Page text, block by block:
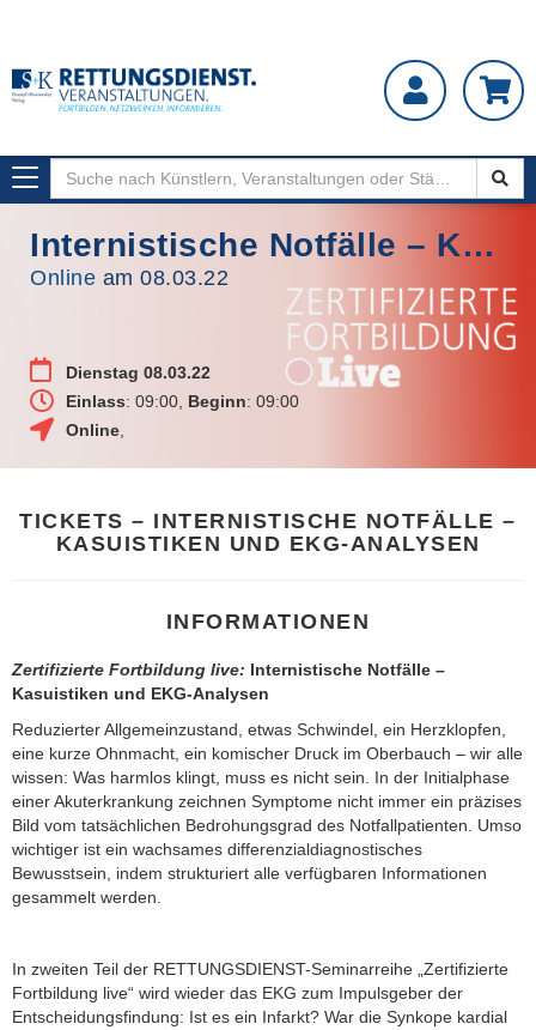
Toggle
navigation
Internistische Notfälle – Kasuistiken und EKG-Analysen
Online am 08.03.22
Dienstag 08.03.22
Einlass: 09:00, Beginn: 09:00
Online
TICKETS – INTERNISTISCHE NOTFÄLLE –
KASUISTIKEN UND EKG-ANALYSEN
INFORMATIONEN
Zertifizierte Fortbildung live: Internistische Notfälle –
Kasuistiken und EKG-Analysen
Reduzierter Allgemeinzustand, etwas Schwindel, ein Herzklopfen,
eine kurze Ohnmacht, ein komischer Druck im Oberbauch – wir alle
wissen: Was harmlos klingt, muss es nicht sein. In der Initialphase
einer Akuterkrankung zeichnen Symptome nicht immer ein präzises
Bild vom tatsächlichen Bedrohungsgrad des Notfallpatienten. Umso
wichtiger ist ein wachsames differenzialdiagnostisches
Bewusstsein, indem strukturiert alle verfügbaren Informationen
gesammelt werden.
In zweiten Teil der RETTUNGSDIENST-Seminarreihe „Zertifizierte
Fortbildung live“ wird wieder das EKG zum Impulsgeber der
Entscheidungsfindung: Ist es ein Infarkt? War die Synkope kardial